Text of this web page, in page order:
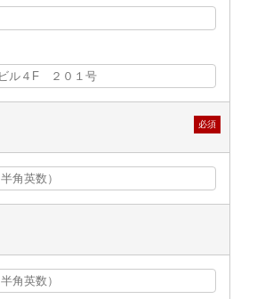
必須